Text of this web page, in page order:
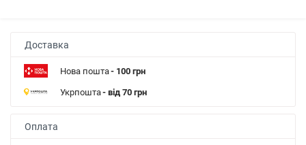
Доставка
Нова пошта- 100 грн
Укрпошта- від 70 грн
Оплата